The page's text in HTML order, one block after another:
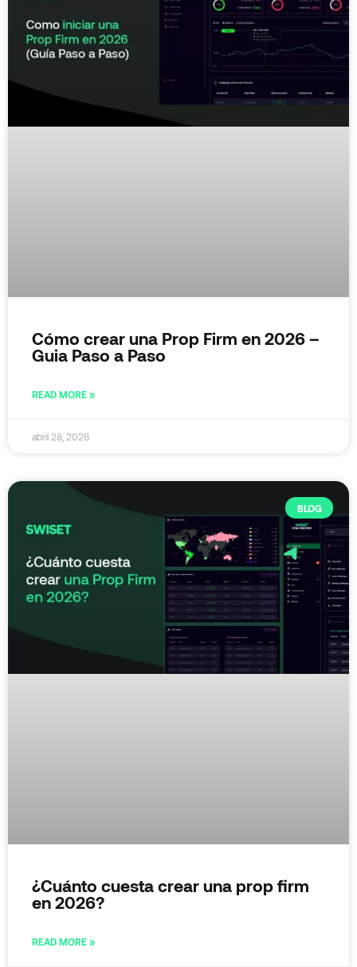
Cómo crear una Prop Firm en 2026 –
Guia Paso a Paso
READ MORE »
abril 28, 2026
BLOG
¿Cuánto cuesta crear una prop firm
en 2026?
READ MORE »